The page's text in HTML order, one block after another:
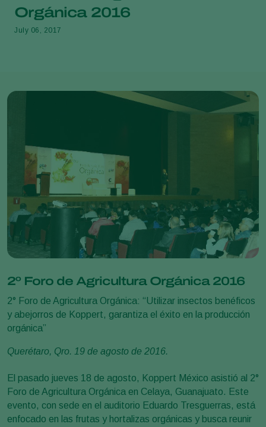
Orgánica 2016
July 06, 2017
2º Foro de Agricultura Orgánica 2016
2° Foro de Agricultura Orgánica: “Utilizar insectos benéficos
y abejorros de Koppert, garantiza el éxito en la producción
orgánica”
Querétaro, Qro. 19 de agosto de 2016.
El pasado jueves 18 de agosto, Koppert México asistió al 2°
Foro de Agricultura Orgánica en Celaya, Guanajuato. Este
evento, con sede en el auditorio Eduardo Tresguerras, está
enfocado en las frutas y hortalizas orgánicas y busca reunir